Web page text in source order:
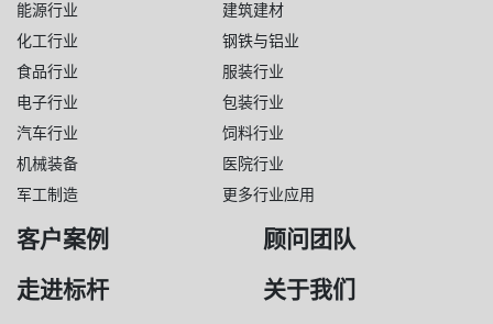
能源行业
化工行业
食品行业
电子行业
汽车行业
机械装备
军工制造
建筑建材
钢铁与铝业
服装行业
包装行业
饲料行业
医院行业
更多行业应用
客户案例
走进标杆
顾问团队
关于我们